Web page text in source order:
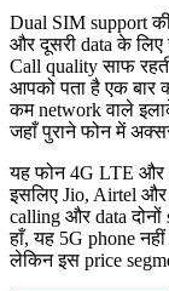
Dual SIM support
और दूसरी data के
Call quality साफ
आपको पता है एक बार
कम network वाले
जहाँ पुराने फोन में
यह फोन 4G LTE और
इसलिए Jio, Airtel
calling और data
हाँ, यह 5G phone नहीं
लेकिन इस price